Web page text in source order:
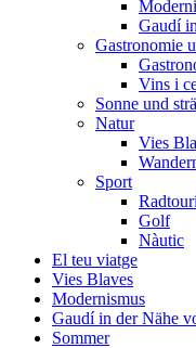
Gaudí
Gastronomie
Vins i
Sonne und
Natur
Vies
Sport
Golf
Nàutic
El teu viatge
Vies Blaves
Modernismus
Gaudí in der Nähe
Sommer